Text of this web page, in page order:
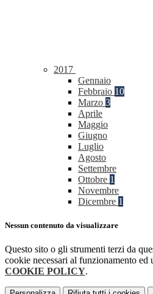
2017
Gennaio
Febbraio 10
Marzo 3
Aprile
Maggio
Giugno
Luglio
Agosto
Settembre
Ottobre 1
Novembre
Dicembre 1
Nessun contenuto da visualizzare
Questo sito o gli strumenti terzi da
cookie necessari al funzionamento
COOKIE POLICY.